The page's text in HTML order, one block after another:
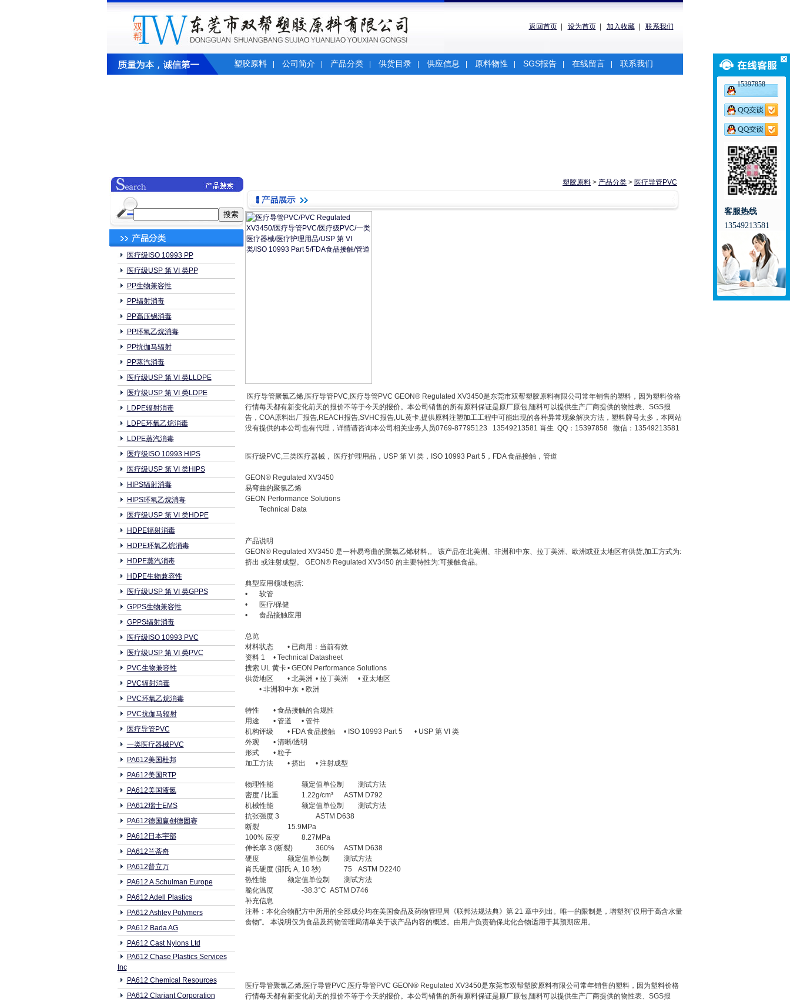
返回首页| 设为首页| 加入收藏| 联系我们
塑胶原料 公司简介 产品分类 供货目录 供应信息 原料物性 SGS报告 在线留言 联系我们
医疗级ISO 10993 PP
医疗级USP 第 VI 类PP
PP生物兼容性
PP辐射消毒
PP高压锅消毒
PP环氧乙烷消毒
PP抗伽马辐射
PP蒸汽消毒
医疗级USP 第 VI 类LLDPE
医疗级USP 第 VI 类LDPE
LDPE辐射消毒
LDPE环氧乙烷消毒
LDPE蒸汽消毒
医疗级ISO 10993 HIPS
医疗级USP 第 VI 类HIPS
HIPS辐射消毒
HIPS环氧乙烷消毒
医疗级USP 第 VI 类HDPE
HDPE辐射消毒
HDPE环氧乙烷消毒
HDPE蒸汽消毒
HDPE生物兼容性
医疗级USP 第 VI 类GPPS
GPPS生物兼容性
GPPS辐射消毒
医疗级ISO 10993 PVC
医疗级USP 第 VI 类PVC
PVC生物兼容性
PVC辐射消毒
PVC环氧乙烷消毒
PVC抗伽马辐射
医疗导管PVC
一类医疗器械PVC
PA612美国杜邦
PA612美国RTP
PA612美国液氮
PA612瑞士EMS
PA612德国赢创德固赛
PA612日本宇部
PA612兰蒂奇
PA612普立万
PA612 A Schulman Europe
PA612 Adell Plastics
PA612 Ashley Polymers
PA612 Bada AG
PA612 Cast Nylons Ltd
PA612 Chase Plastics Services
Inc
PA612 Chemical Resources
PA612 Clariant Corporation
塑胶原料 > 产品分类 > 医疗导管PVC
医疗导管聚氯乙烯,医疗导管PVC,医疗导管PVC GEON® Regulated XV3450是东莞市双帮塑胶原料有限公司常年销售的塑料，因为塑料价格
行情每天都有新变化前天的报价不等于今天的报价。本公司销售的所有原料保证是原厂原包,随料可以提供生产厂商提供的物性表、SGS报
告，COA原料出厂报告,REACH报告,SVHC报告,UL黄卡,提供原料注塑加工工程中可能出现的各种异常现象解决方法，塑料牌号太多，本网站
没有提供的本公司也有代理，详情请咨询本公司相关业务人员0769-87795123 13549213581 肖生 QQ：15397858 微信：13549213581
医疗级PVC,三类医疗器械， 医疗护理用品，USP 第 VI 类，ISO 10993 Part 5，FDA 食品接触，管道
GEON® Regulated XV3450
易弯曲的聚氯乙烯
GEON Performance Solutions
Technical Data
产品说明
GEON® Regulated XV3450 是一种易弯曲的聚氯乙烯材料,。 该产品在北美洲、非洲和中东、拉丁美洲、欧洲或亚太地区有供货,加工方式为:
挤出 或注射成型。 GEON® Regulated XV3450 的主要特性为:可接触食品。
典型应用领域包括:
•
软管
•
医疗/保健
•
食品接触应用
总览
材料状态
• 已商用：当前有效
资料 1
• Technical Datasheet
搜索 UL 黄卡• GEON Performance Solutions
供货地区
• 北美洲 • 拉丁美洲
• 亚太地区
• 非洲和中东 • 欧洲
特性
• 食品接触的合规性
用途
• 管道
• 管件
机构评级
• FDA 食品接触 • ISO 10993 Part 5
• USP 第 VI 类
外观
• 清晰/透明
形式
• 粒子
加工方法
• 挤出 • 注射成型
物理性能 额定值单位制
测试方法
密度 / 比重
1.22g/cm³
ASTM D792
机械性能
额定值单位制
测试方法
抗张强度 3
ASTM D638
断裂
15.9MPa
100% 应变
8.27MPa
伸长率 3 (断裂)
360%
ASTM D638
硬度
额定值单位制
测试方法
肖氏硬度 (邵氏 A, 10 秒)
75
ASTM D2240
热性能
额定值单位制
测试方法
脆化温度
-38.3°C ASTM D746
补充信息
注释：本化合物配方中所用的全部成分均在美国食品及药物管理局《联邦法规法典》第 21 章中列出。唯一的限制是，增塑剂“仅用于高含水量
食物”。 本说明仅为食品及药物管理局清单关于该产品内容的概述。由用户负责确保此化合物适用于其预期应用。
医疗导管聚氯乙烯,医疗导管PVC,医疗导管PVC GEON® Regulated XV3450是东莞市双帮塑胶原料有限公司常年销售的塑料，因为塑料价格
行情每天都有新变化前天的报价不等于今天的报价。本公司销售的所有原料保证是原厂原包,随料可以提供生产厂商提供的物性表、SGS报
15397858
客服热线
13549213581